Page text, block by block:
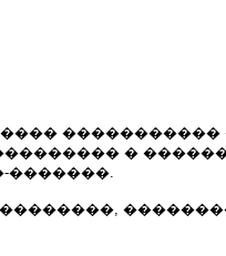
�����������
�
�������.